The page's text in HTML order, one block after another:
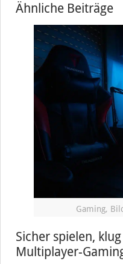
Ähnliche Beiträge
Gaming,
Sicher spielen,
Multiplayer-